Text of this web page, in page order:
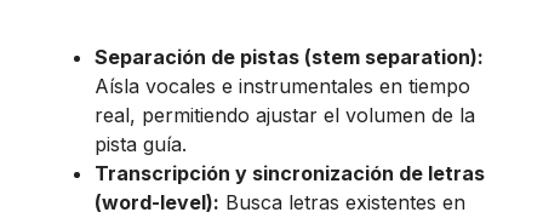
Separación de pistas (stem separation):
Aísla vocales e instrumentales en tiempo
real, permitiendo ajustar el volumen de la
pista guía.
Transcripción y sincronización de letras
(word-level): Busca letras existentes en